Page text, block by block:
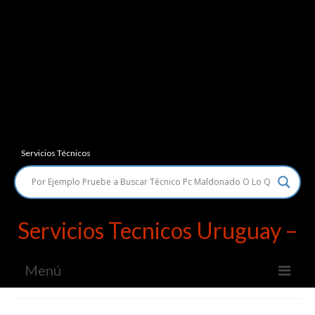
Servicios Técnicos
Servicios Tecnicos Uruguay –
Menú